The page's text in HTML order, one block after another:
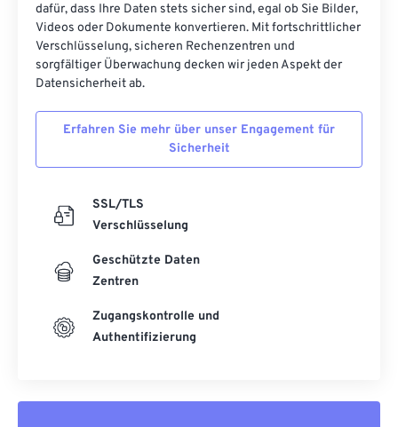
dafür, dass Ihre Daten stets sicher sind, egal ob Sie Bilder,
Videos oder Dokumente konvertieren. Mit fortschrittlicher
Verschlüsselung, sicheren Rechenzentren und
sorgfältiger Überwachung decken wir jeden Aspekt der
Datensicherheit ab.
Erfahren Sie mehr über unser Engagement für
Sicherheit
SSL/TLS
Verschlüsselung
Geschützte Daten
Zentren
Zugangskontrolle und
Authentifizierung